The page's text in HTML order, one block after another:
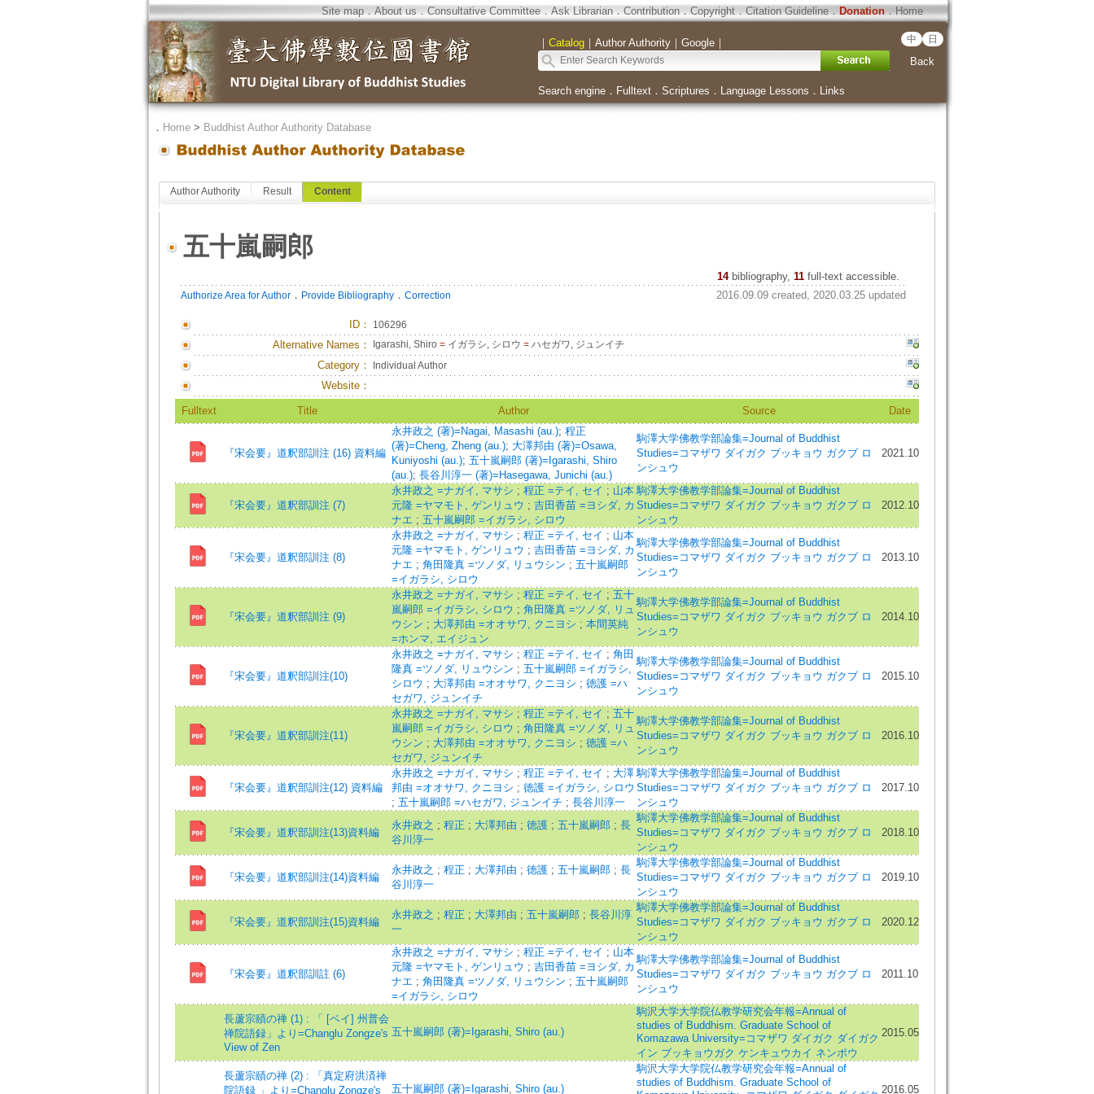
Site map．About us．Consultative Committee．Ask Librarian．Contribution．Copyright．Citation Guideline．Donation．Home
｜ Catalog｜ Author Authority｜ Google｜ 中 日
Back
Search engine． Fulltext． Scriptures ． Language Lessons ． Links
． Home> Buddhist Author Authority Database
Author Authority Result Content
五十嵐嗣郎
14 bibliography, 11full-text accessible.
Authorize Area for Author． Provide Bibliography． Correction 2016.09.09 created, 2020.03.25 updated
ID： 106296
Alternative Names： Igarashi, Shiro =イガラシ, シロウ =ハセガワ, ジュンイチ
Category： Individual Author
Website：
Fulltext Title Author Source Date
『宋会要』道釈部訓注 (16) 資料編
永井政之 (著)=Nagai, Masashi (au.); 程正
(著)=Cheng, Zheng (au.); 大澤邦由 (著)=Osawa,
Kuniyoshi (au.); 五十嵐嗣郎 (著)=Igarashi, Shiro
(au.); 長谷川淳一 (著)=Hasegawa, Junichi (au.)
駒澤大学佛教学部論集=Journal of Buddhist
Studies=コマザワ ダイガク ブッキョウ ガクブ ロ
ンシュウ
2021.10
『宋会要』道釈部訓注 (7)
永井政之 =ナガイ, マサシ ; 程正 =テイ, セイ ; 山本
元隆 =ヤマモト, ゲンリュウ ; 吉田香苗 =ヨシダ, カ
ナエ ; 五十嵐嗣郎 =イガラシ, シロウ
駒澤大学佛教学部論集=Journal of Buddhist
Studies=コマザワ ダイガク ブッキョウ ガクブ ロ
ンシュウ
2012.10
『宋会要』道釈部訓注 (8)
永井政之 =ナガイ, マサシ ; 程正 =テイ, セイ ; 山本
元隆 =ヤマモト, ゲンリュウ ; 吉田香苗 =ヨシダ, カ
ナエ ; 角田隆真 =ツノダ, リュウシン ; 五十嵐嗣郎
=イガラシ, シロウ
駒澤大学佛教学部論集=Journal of Buddhist
Studies=コマザワ ダイガク ブッキョウ ガクブ ロ
ンシュウ
2013.10
『宋会要』道釈部訓注 (9)
永井政之 =ナガイ, マサシ ; 程正 =テイ, セイ ; 五十
嵐嗣郎 =イガラシ, シロウ ; 角田隆真 =ツノダ, リュ
ウシン ; 大澤邦由 =オオサワ, クニヨシ ; 本間英純
=ホンマ, エイジュン
駒澤大学佛教学部論集=Journal of Buddhist
Studies=コマザワ ダイガク ブッキョウ ガクブ ロ
ンシュウ
2014.10
『宋会要』道釈部訓注(10)
永井政之 =ナガイ, マサシ ; 程正 =テイ, セイ ; 角田
隆真 =ツノダ, リュウシン ; 五十嵐嗣郎 =イガラシ,
シロウ ; 大澤邦由 =オオサワ, クニヨシ ; 徳護 =ハ
セガワ, ジュンイチ
駒澤大学佛教学部論集=Journal of Buddhist
Studies=コマザワ ダイガク ブッキョウ ガクブ ロ
ンシュウ
2015.10
『宋会要』道釈部訓注(11)
永井政之 =ナガイ, マサシ ; 程正 =テイ, セイ ; 五十
嵐嗣郎 =イガラシ, シロウ ; 角田隆真 =ツノダ, リュ
ウシン ; 大澤邦由 =オオサワ, クニヨシ ; 徳護 =ハ
セガワ, ジュンイチ
駒澤大学佛教学部論集=Journal of Buddhist
Studies=コマザワ ダイガク ブッキョウ ガクブ ロ
ンシュウ
2016.10
『宋会要』道釈部訓注(12) 資料編
永井政之 =ナガイ, マサシ ; 程正 =テイ, セイ ; 大澤
邦由 =オオサワ, クニヨシ ; 徳護 =イガラシ, シロウ
; 五十嵐嗣郎 =ハセガワ, ジュンイチ ; 長谷川淳一
駒澤大学佛教学部論集=Journal of Buddhist
Studies=コマザワ ダイガク ブッキョウ ガクブ ロ
ンシュウ
2017.10
『宋会要』道釈部訓注(13)資料編
永井政之 ; 程正 ; 大澤邦由 ; 徳護 ; 五十嵐嗣郎 ; 長
谷川淳一
駒澤大学佛教学部論集=Journal of Buddhist
Studies=コマザワ ダイガク ブッキョウ ガクブ ロ
ンシュウ
2018.10
『宋会要』道釈部訓注(14)資料編
永井政之 ; 程正 ; 大澤邦由 ; 徳護 ; 五十嵐嗣郎 ; 長
谷川淳一
駒澤大学佛教学部論集=Journal of Buddhist
Studies=コマザワ ダイガク ブッキョウ ガクブ ロ
ンシュウ
2019.10
『宋会要』道釈部訓注(15)資料編
永井政之 ; 程正 ; 大澤邦由 ; 五十嵐嗣郎 ; 長谷川淳
一
駒澤大学佛教学部論集=Journal of Buddhist
Studies=コマザワ ダイガク ブッキョウ ガクブ ロ
ンシュウ
2020.12
『宋会要』道釈部訓註 (6)
永井政之 =ナガイ, マサシ ; 程正 =テイ, セイ ; 山本
元隆 =ヤマモト, ゲンリュウ ; 吉田香苗 =ヨシダ, カ
ナエ ; 角田隆真 =ツノダ, リュウシン ; 五十嵐嗣郎
=イガラシ, シロウ
駒澤大学佛教学部論集=Journal of Buddhist
Studies=コマザワ ダイガク ブッキョウ ガクブ ロ
ンシュウ
2011.10
長蘆宗賾の禅 (1) : 「 [ベイ] 州普会
禅院語録」より=Changlu Zongze's
View of Zen
五十嵐嗣郎 (著)=Igarashi, Shiro (au.)
駒沢大学大学院仏教学研究会年報=Annual of
studies of Buddhism. Graduate School of
Komazawa University=コマザワ ダイガク ダイガク
イン ブッキョウガク ケンキュウカイ ネンポウ
2015.05
長蘆宗賾の禅 (2) : 「真定府洪済禅
院語録 」より=Changlu Zongze's
五十嵐嗣郎 (著)=Igarashi, Shiro (au.)
駒沢大学大学院仏教学研究会年報=Annual of
studies of Buddhism. Graduate School of
2016.05